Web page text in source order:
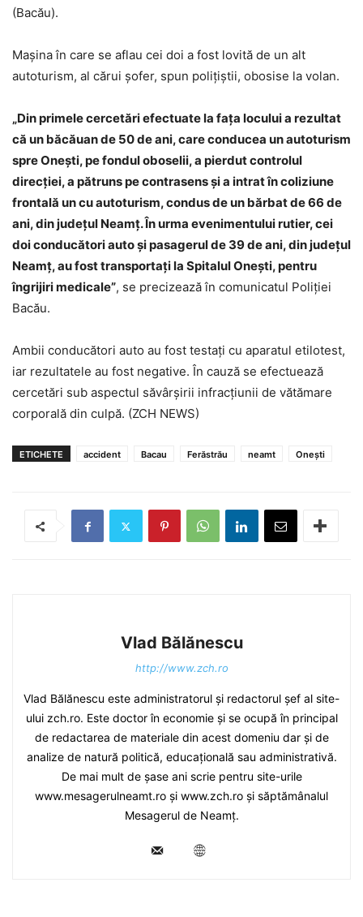
(Bacău).
Maşina în care se aflau cei doi a fost lovită de un alt
autoturism, al cărui şofer, spun poliţiştii, obosise la volan.
„Din primele cercetări efectuate la fața locului a rezultat
că un băcăuan de 50 de ani, care conducea un autoturism
spre Oneşti, pe fondul oboselii, a pierdut controlul
direcţiei, a pătruns pe contrasens şi a intrat în coliziune
frontală un cu autoturism, condus de un bărbat de 66 de
ani, din județul Neamţ. În urma evenimentului rutier, cei
doi conducători auto și pasagerul de 39 de ani, din județul
Neamţ, au fost transportaţi la Spitalul Oneşti, pentru
îngrijiri medicale”, se precizează în comunicatul Poliţiei
Bacău.
Ambii conducători auto au fost testaţi cu aparatul etilotest,
iar rezultatele au fost negative. În cauză se efectuează
cercetări sub aspectul săvârșirii infracțiunii de vătămare
corporală din culpă. (ZCH NEWS)
ETICHETE accident Bacau Ferăstrău neamt Oneşti
Vlad Bălănescu
http://www.zch.ro
Vlad Bălănescu este administratorul și redactorul șef al site-
ului zch.ro. Este doctor în economie și se ocupă în principal
de redactarea de materiale din acest domeniu dar și de
analize de natură politică, educațională sau administrativă.
De mai mult de șase ani scrie pentru site-urile
www.mesagerulneamt.ro și www.zch.ro și săptămânalul
Mesagerul de Neamț.